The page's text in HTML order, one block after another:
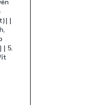
|
| 5.